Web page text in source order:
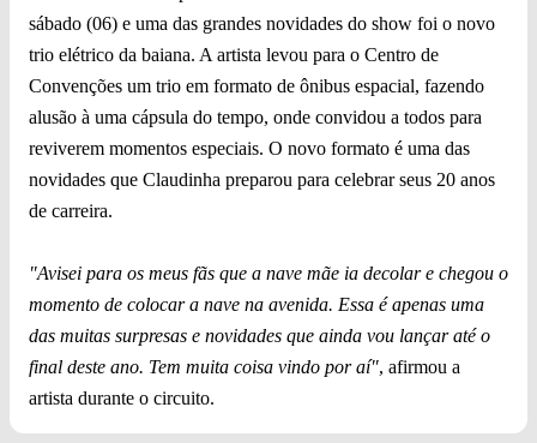
sábado (06) e uma das grandes novidades do show foi o novo
trio elétrico da baiana. A artista levou para o Centro de
Convenções um trio em formato de ônibus espacial, fazendo
alusão à uma cápsula do tempo, onde convidou a todos para
reviverem momentos especiais. O novo formato é uma das
novidades que Claudinha preparou para celebrar seus 20 anos
de carreira.
"Avisei para os meus fãs que a nave mãe ia decolar e chegou o
momento de colocar a nave na avenida. Essa é apenas uma
das muitas surpresas e novidades que ainda vou lançar até o
final deste ano. Tem muita coisa vindo por aí", afirmou a
artista durante o circuito.